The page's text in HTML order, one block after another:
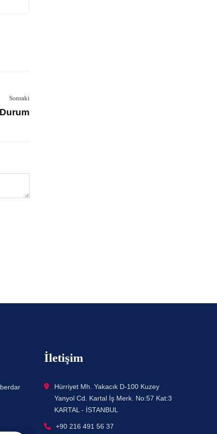
Sonraki
İletişim
Hürriyet Mh. Yakacık D-100 Kuzey
Yanyol Cd. Kartal İş Merk. No:57 Kat:3
KARTAL - İSTANBUL
+90 216 491 56 37